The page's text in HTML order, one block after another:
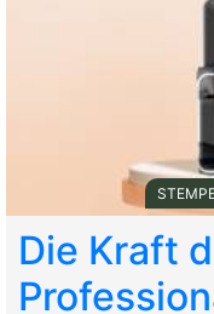
Die Kraft